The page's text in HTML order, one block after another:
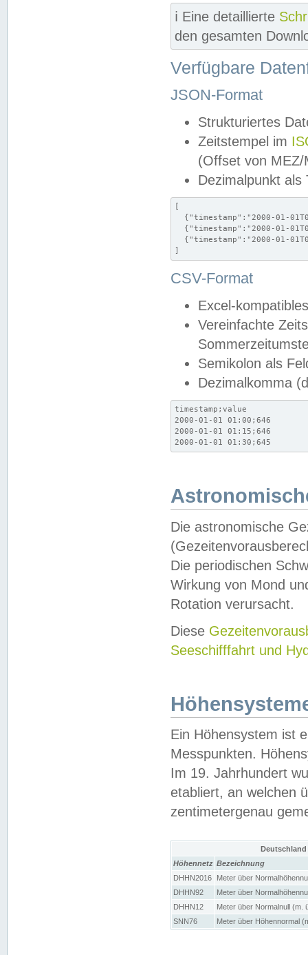
ℹ️ Eine detaillierte
den gesamten
Verfügbare
JSON-Format
Strukturiertes
Zeitstempel im
(Offset von MEZ/
Dezimalpunkt als
[
{"timestamp":"2000-01-
{"timestamp":"2000-01-
{"timestamp":"2000-01-
]
CSV-Format
Excel-
Vereinfachte
Semikolon als
Dezimalkomma
timestamp;value
2000-01-01 01:00;646
2000-01-01 01:15;646
2000-01-01 01:30;645
Die astronomische
Die periodischen
Wirkung von Mond
Rotation verursacht.
Diese
Seeschifffahrt und
Ein Höhensystem ist
Messpunkten.
Im 19. Jahrhundert
etabliert, an welchen
zentimetergenau
Höhennetz Bezeichnung
DHHN2016
Meter über
DHHN92
Meter über
DHHN12
Meter über Normalnull (m.
SNN76
Meter über Höhennormal